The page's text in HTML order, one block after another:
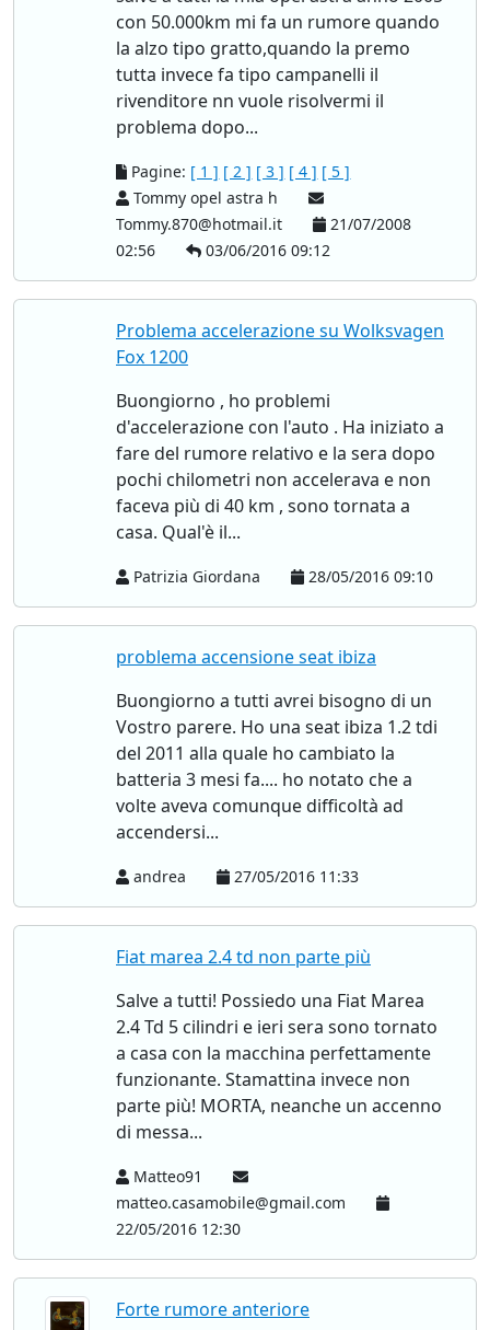
con 50.000km mi fa un rumore quando
la alzo tipo gratto,quando la premo
tutta invece fa tipo campanelli il
rivenditore nn vuole risolvermi il
problema dopo...
Pagine: [ 1 ] [ 2 ] [ 3 ] [ 4 ] [ 5 ]
Tommy opel astra h
Tommy.870@hotmail.it
21/07/2008
02:56
03/06/2016 09:12
Problema accelerazione su Wolksvagen
Fox 1200
Buongiorno , ho problemi
d'accelerazione con l'auto . Ha iniziato a
fare del rumore relativo e la sera dopo
pochi chilometri non accelerava e non
faceva più di 40 km , sono tornata a
casa. Qual'è il...
Patrizia Giordana 28/05/2016 09:10
problema accensione seat ibiza
Buongiorno a tutti avrei bisogno di un
Vostro parere. Ho una seat ibiza 1.2 tdi
del 2011 alla quale ho cambiato la
batteria 3 mesi fa.... ho notato che a
volte aveva comunque difficoltà ad
accendersi...
andrea 27/05/2016 11:33
Fiat marea 2.4 td non parte più
Salve a tutti! Possiedo una Fiat Marea
2.4 Td 5 cilindri e ieri sera sono tornato
a casa con la macchina perfettamente
funzionante. Stamattina invece non
parte più! MORTA, neanche un accenno
di messa...
Matteo91
matteo.casamobile@gmail.com
22/05/2016 12:30
Forte rumore anteriore